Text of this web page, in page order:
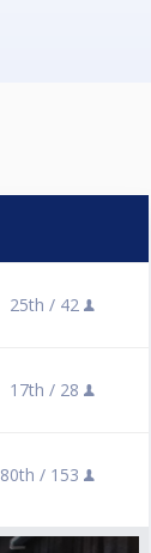
25th / 42
17th / 28
/ 153